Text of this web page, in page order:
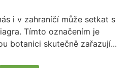
i v zahraníčí může setkat s
Tímto označením je
botanici skutečně zařazují...